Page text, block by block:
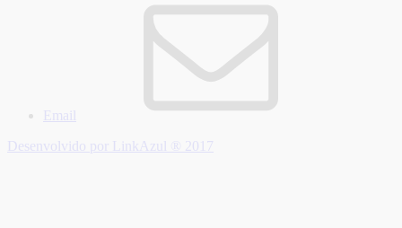
Email
Desenvolvido por LinkAzul ® 2017